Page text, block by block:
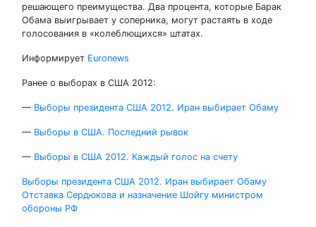
решающего преимущества. Два процента, которые Барак
Обама выигрывает у соперника, могут растаять в ходе
голосования в «колеблющихся» штатах.
Информирует Euronews
Ранее о выборах в США 2012:
— Выборы президента США 2012. Иран выбирает Обаму
— Выборы в США. Последний рывок
— Выборы в США 2012. Каждый голос на счету
Навигация
по
Выборы президента США 2012. Иран выбирает Обаму
Отставка Сердюкова и назначение Шойгу министром
обороны РФ